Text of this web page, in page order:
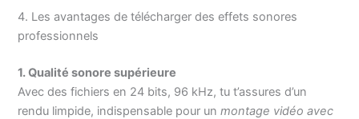
4. Les avantages de télécharger des effets sonores
professionnels
1. Qualité sonore supérieure
Avec des fichiers en 24 bits, 96 kHz, tu t’assures d’un
rendu limpide, indispensable pour unmontage vidéo avec